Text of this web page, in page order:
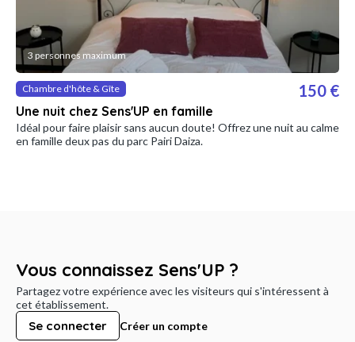
3 personnes maximum
Chambre d'hôte & Gîte
Une nuit chez Sens'UP en famille
150 €
Idéal pour faire plaisir sans aucun doute! Offrez une nuit au calme
en famille deux pas du parc Pairi Daiza.
Vous connaissez Sens'UP ?
Partagez votre expérience avec les visiteurs qui s'intéressent à
cet établissement.
Se connecter Créer un compte